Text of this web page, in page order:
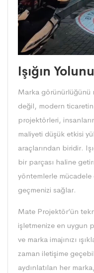
Işığın
Marka görünürlüğünü
değil, modern
projektörleri,
maliyeti düşük etkisi
araçlarından biridir.
bir parçası haline
yöntemlerle mücadele
geçmenizi sağlar.
Mate Projektör’ün
işletmenize en uygun
ve marka imajınızı
zaman iletişime
aydınlatılan her